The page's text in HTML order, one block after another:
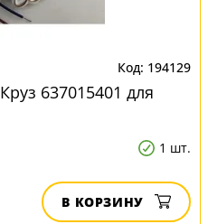
194129
637015401 для
1 шт.
В КОРЗИНУ